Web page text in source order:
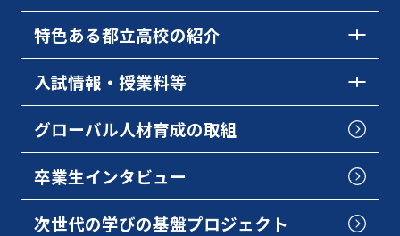
特色ある都立高校の紹介
入試情報・授業料等
グローバル人材育成の取組
卒業生インタビュー
次世代の学びの基盤プロジェクト